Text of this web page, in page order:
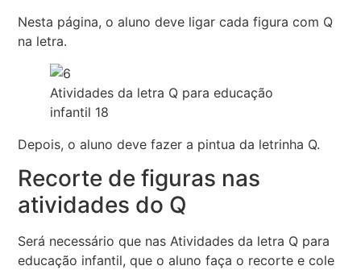
Nesta página, o aluno deve ligar cada figura com Q
na letra.
Atividades da letra Q para educação
infantil 18
Depois, o aluno deve fazer a pintua da letrinha Q.
Recorte de figuras nas
atividades do Q
Será necessário que nas Atividades da letra Q para
educação infantil, que o aluno faça o recorte e cole